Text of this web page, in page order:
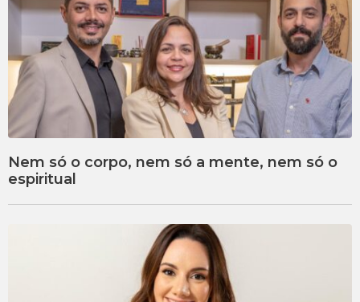
Nem só o corpo, nem só a mente, nem só o
espiritual